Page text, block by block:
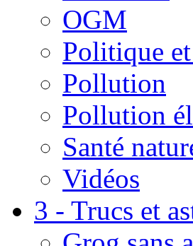
OGM
Politique
Pollution
Pollution
Santé
Vidéos
3 - Trucs et